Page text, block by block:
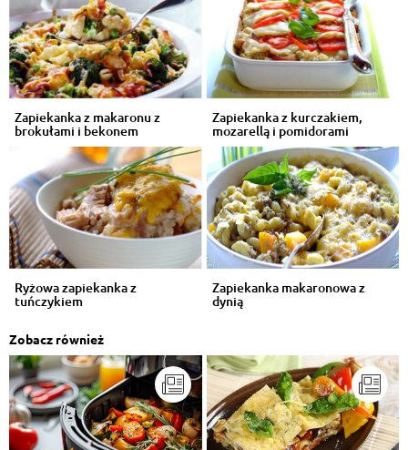
Zapiekanka z makaronu z
brokułami i bekonem
Zapiekanka z kurczakiem,
mozarellą i pomidorami
Ryżowa zapiekanka z
tuńczykiem
Zapiekanka makaronowa z
dynią
Zobacz również